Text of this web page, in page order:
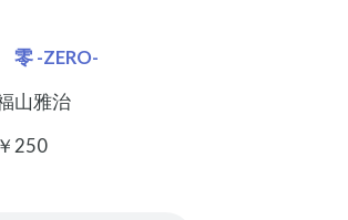
零 -ZERO-
山雅治
￥250